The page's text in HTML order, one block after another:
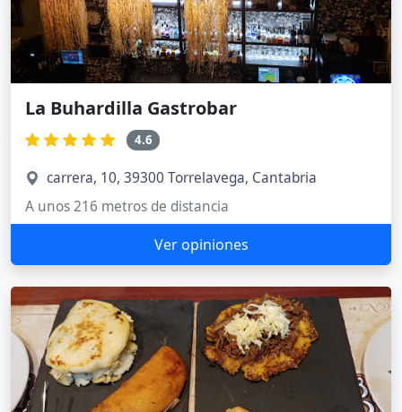
La Buhardilla Gastrobar
4.6
carrera, 10, 39300 Torrelavega, Cantabria
A unos 216 metros de distancia
Ver opiniones